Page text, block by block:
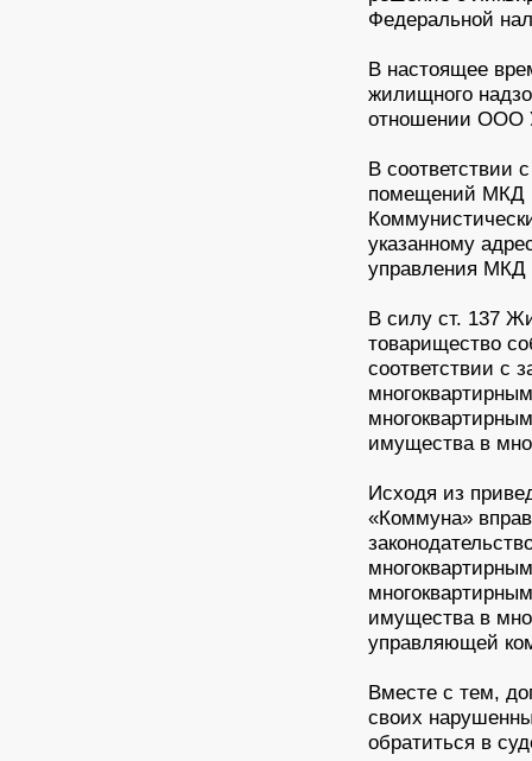
Федеральной
В настоящее
жилищного
отношении ООО
В соответствии
помещений МКД
указанному
управления
В силу ст. 137
товарищество
соответствии с
имущества в
Исходя из
«Коммуна»
имущества в
управляющей
Вместе с тем,
своих
обратиться в